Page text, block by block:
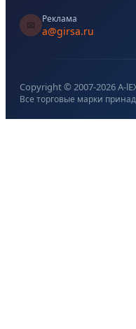
📧
Реклама
a@girsa.ru
Copyright © 2007-2026A-
Все торговые марки